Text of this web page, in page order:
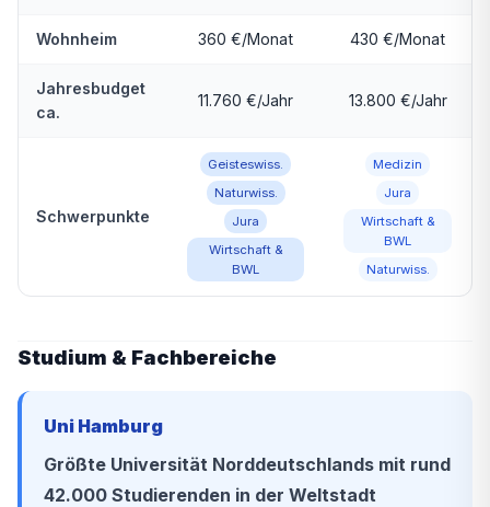
Wohnheim 360 €/Monat 430 €/Monat
Jahresbudget
ca.
11.760 €/Jahr 13.800 €/Jahr
Schwerpunkte
Geisteswiss.
Naturwiss.
Jura
Wirtschaft &
BWL
Medizin
Jura
Wirtschaft &
BWL
Naturwiss.
Studium & Fachbereiche
Uni Hamburg
Größte Universität Norddeutschlands mit rund
42.000 Studierenden in der Weltstadt